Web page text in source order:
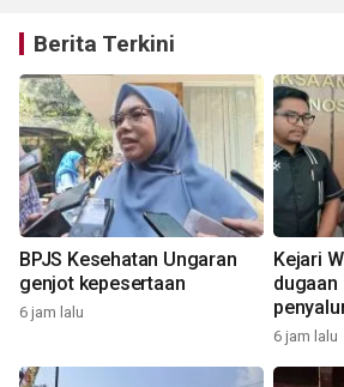
Berita Terkini
BPJS Kesehatan Ungaran
genjot kepesertaan
6 jam lalu
Kejari
dugaan
6 jam lalu